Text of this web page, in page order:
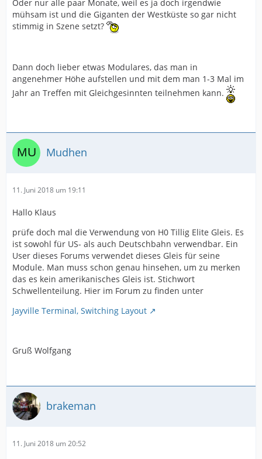
Oder nur alle paar Monate, weil es ja doch irgendwie
mühsam ist und die Giganten der Westküste so gar nicht
stimmig in Szene setzt?
Dann doch lieber etwas Modulares, das man in
angenehmer Höhe aufstellen und mit dem man 1-3 Mal im
Jahr an Treffen mit Gleichgesinnten teilnehmen kann.
Mudhen
11. Juni 2018 um 19:11
Hallo Klaus
prüfe doch mal die Verwendung von H0 Tillig Elite Gleis. Es
ist sowohl für US- als auch Deutschbahn verwendbar. Ein
User dieses Forums verwendet dieses Gleis für seine
Module. Man muss schon genau hinsehen, um zu merken
das es kein amerikanisches Gleis ist. Stichwort
Schwellenteilung. Hier im Forum zu finden unter
Jayville Terminal, Switching Layout
Gruß Wolfgang
brakeman
11. Juni 2018 um 20:52